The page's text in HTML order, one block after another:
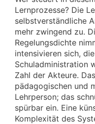
Lernprozesse? Die
selbstverständliche
mehr zwingend zu.
Regelungsdichte
intensivieren sich,
Schuladministration
Zahl der Akteure.
pädagogischen und
Lehrperson; das
spürbar ein. Eine
Komplexität des